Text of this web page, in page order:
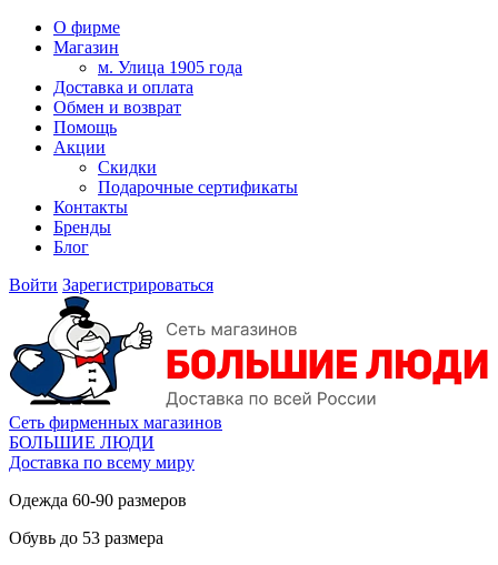
О фирме
Магазин
м. Улица 1905 года
Доставка и оплата
Обмен и возврат
Помощь
Акции
Скидки
Подарочные сертификаты
Контакты
Бренды
Блог
Войти Зарегистрироваться
Сеть фирменных магазинов
БОЛЬШИЕ ЛЮДИ
Доставка по всему миру
Одежда 60-90 размеров
Обувь до 53 размера